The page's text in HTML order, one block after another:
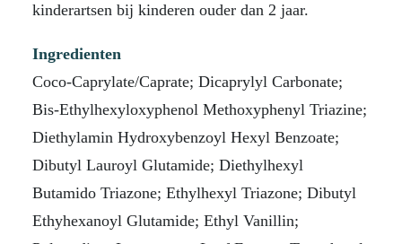
kinderartsen bij kinderen ouder dan 2 jaar.
Ingredienten
Coco-Caprylate/Caprate; Dicaprylyl Carbonate;
Bis-Ethylhexyloxyphenol Methoxyphenyl Triazine;
Diethylamin Hydroxybenzoyl Hexyl Benzoate;
Dibutyl Lauroyl Glutamide; Diethylhexyl
Butamido Triazone; Ethylhexyl Triazone; Dibutyl
Ethyhexanoyl Glutamide; Ethyl Vanillin;